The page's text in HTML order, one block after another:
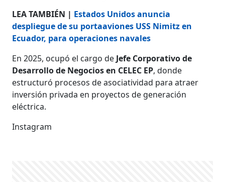
LEA TAMBIÉN | Estados Unidos anuncia
despliegue de su portaaviones USS Nimitz en
Ecuador, para operaciones navales
En 2025, ocupó el cargo de Jefe Corporativo de
Desarrollo de Negocios en CELEC EP, donde
estructuró procesos de asociatividad para atraer
inversión privada en proyectos de generación
eléctrica.
Instagram